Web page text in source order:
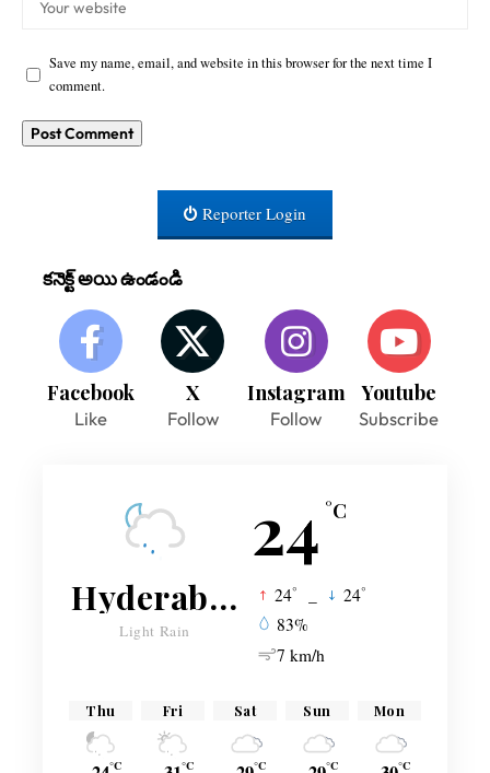
Save my name, email, and website in this browser for the next time I
comment.
Reporter Login
కనెక్ట్ అయి ఉండండి
Facebook
Like
X
Follow
Instagram
Follow
Youtube
Subscribe
24 °C
Hyderabad
Light Rain
24° 24°
83%
7 km/h
Thu
°C
Fri
°C
Sat
°C
Sun
°C
Mon
°C